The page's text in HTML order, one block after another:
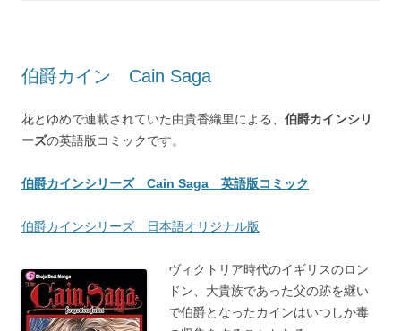
伯爵カイン Cain Saga
花とゆめで連載されていた由貴香織里による、 伯爵カインシリ
ーズの英語版コミックです。
伯爵カインシリーズ Cain Saga 英語版コミック
伯爵カインシリーズ 日本語オリジナル版
ヴィクトリア時代のイギリスのロン
ドン、大貴族であった父の跡を継い
で伯爵となったカインはいつしか毒